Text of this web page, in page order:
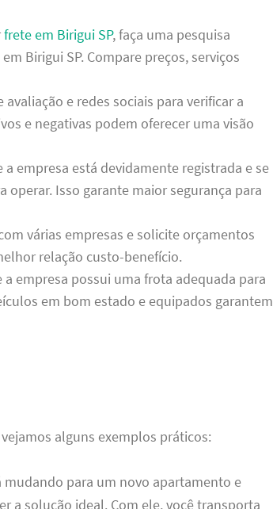
frete em Birigui SP, faça uma pesquisa
Birigui SP. Compare preços, serviços
avaliação e redes sociais para verificar a
e negativas podem oferecer uma visão
a empresa está devidamente registrada e se
operar. Isso garante maior segurança para
várias empresas e solicite orçamentos
relação custo-benefício.
a empresa possui uma frota adequada para
em bom estado e equipados garantem
alguns exemplos práticos:
mudando para um novo apartamento e
a solução ideal. Com ele, você transporta